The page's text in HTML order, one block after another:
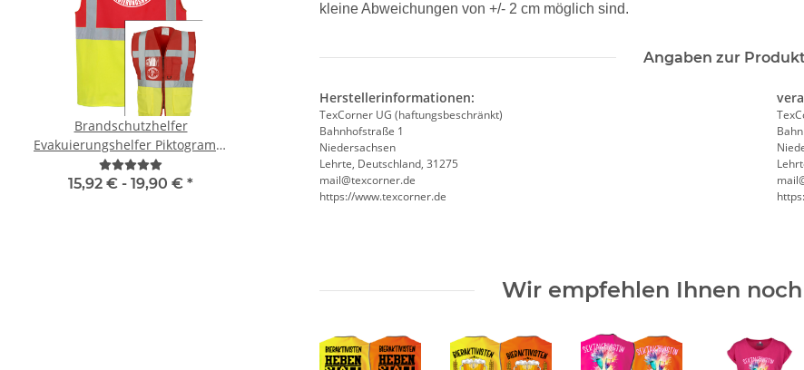
kleine Abweichungen von +/- 2 cm möglich sind.
Angaben zur
Herstellerinformationen:
TexCorner UG (haftungsbeschränkt)
Bahnhofstraße 1
Niedersachsen
Lehrte, Deutschland, 31275
mail@texcorner.de
https://www.texcorner.de
Wir empfehlen Ihnen
Brandschutzhelfer
Evakuierungshelfer Piktogramm
Executive Weste rot/gelb mit
vielen Taschen S-3XL
15,92 € - 19,90 € *
Geburtstags Warnweste Mobiles
Gästebuch - 18. Geburtstag -
Wunschzahl - Neon Warnweste
11,99 € -14,99 €